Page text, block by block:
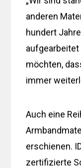
anderen
hundert
möchten,
immer
Auch eine
erschienen.
zertifizierte